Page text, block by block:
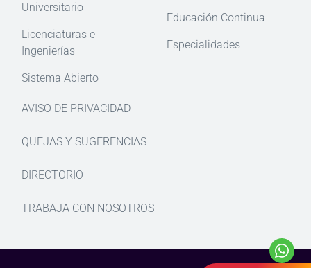
Universitario
Licenciaturas e
Ingenierías
Sistema Abierto
Educación Continua
Especialidades
AVISO DE PRIVACIDAD
QUEJAS Y SUGERENCIAS
DIRECTORIO
TRABAJA CON NOSOTROS